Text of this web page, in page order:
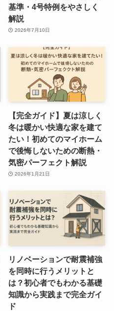
基準・4号特例をやさしく
解説
2026年7月10日
【完全ガイド】夏は涼しく
冬は暖かい快適な家を建て
たい！初めてのマイホーム
で後悔しないための断熱・
気密パーフェクト解説
2026年1月21日
リノベーションで耐震補強
を同時に行うメリットと
は？初心者でもわかる基礎
知識から実践まで完全ガイ
ド